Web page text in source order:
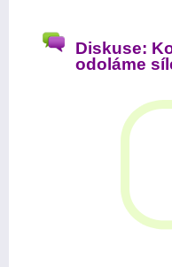
Diskuse:
odoláme